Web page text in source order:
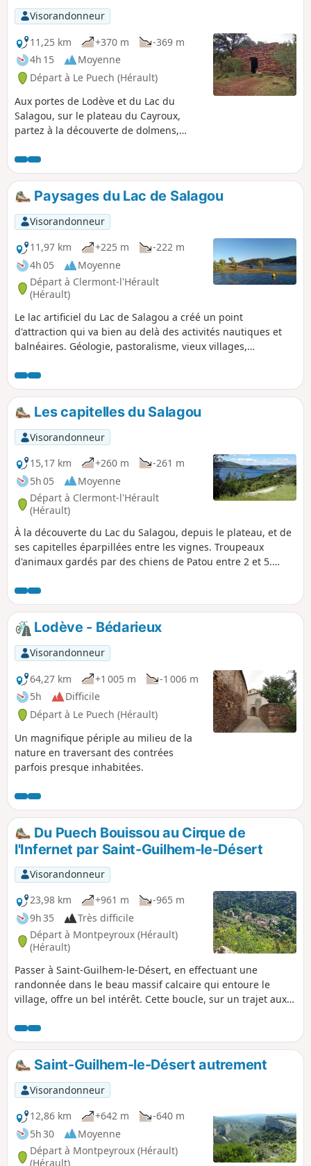
Visorandonneur
11,25 km
+370 m
-369 m
4h 15
Moyenne
Départ à Le Puech (Hérault)
Aux portes de Lodève et du Lac du
Salagou, sur le plateau du Cayroux,
partez à la découverte de dolmens,
traversant un paysage de «ruffes»,
étonnante terre aux couleurs rouges.
Paysages du Lac de Salagou
Visorandonneur
11,97 km
+225 m
-222 m
4h 05
Moyenne
Départ à Clermont-l'Hérault
(Hérault)
Le lac artificiel du Lac de Salagou a créé un point
d'attraction qui va bien au delà des activités nautiques et
balnéaires. Géologie, pastoralisme, vieux villages,
redevenue paisible en fin d'été.
Les capitelles du Salagou
Visorandonneur
15,17 km
+260 m
-261 m
5h 05
Moyenne
Départ à Clermont-l'Hérault
(Hérault)
À la découverte du Lac du Salagou, depuis le plateau, et de
ses capitelles éparpillées entre les vignes. Troupeaux
d'animaux gardés par des chiens de Patou entre 2 et 5.
pratiques.
Lodève - Bédarieux
Visorandonneur
64,27 km
+1 005 m
-1 006 m
5h
Difficile
Départ à Le Puech (Hérault)
Un magnifique périple au milieu de la
nature en traversant des contrées
parfois presque inhabitées.
Du Puech Bouissou au Cirque de
l'Infernet par Saint-Guilhem-le-Désert
Visorandonneur
23,98 km
+961 m
-965 m
9h 35
Très difficile
Départ à Montpeyroux (Hérault)
(Hérault)
Passer à Saint-Guilhem-le-Désert, en effectuant une
randonnée dans le beau massif calcaire qui entoure le
village, offre un bel intérêt. Cette boucle, sur un trajet aux
secteur sans côtoyer la foule qui randonne dans le massif.
Saint-Guilhem-le-Désert autrement
Visorandonneur
12,86 km
+642 m
-640 m
5h 30
Moyenne
Départ à Montpeyroux (Hérault)
(Hérault)